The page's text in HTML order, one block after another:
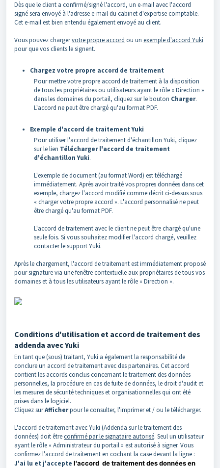
Dès que le client a confirmé/signé l'accord, un e-mail avec l'accord
signé sera envoyé à l'adresse e-mail du cabinet d'expertise comptable.
Cet e-mail est bien entendu également envoyé au client.
Vous pouvez chargervotre propre accord ou un exemple d'accord Yuki
pour que vos clients le signent.
Chargez votre propre accord de traitement
Pour mettre votre propre accord de traitement à la disposition
de tous les propriétaires ou utilisateurs ayant le rôle « Direction »
dans les domaines du portail, cliquez sur le bouton Charger.
L'accord ne peut être chargé qu'au format PDF.
Exemple d'accord de traitement Yuki
Pour utiliser l'accord de traitement d'échantillon Yuki, cliquez
sur le lien Télécharger l'accord de traitement
d'échantillon Yuki.
L'exemple de document (au format Word) est téléchargé
immédiatement. Après avoir traité vos propres données dans cet
exemple, chargez l'accord modifié comme décrit ci-dessus sous
« charger votre propre accord ». L'accord personnalisé ne peut
être chargé qu'au format PDF.
L'accord de traitement avec le client ne peut être chargé qu'une
seule fois. Si vous souhaitez modifier l'accord chargé, veuillez
contacter le support Yuki.
Après le chargement, l'accord de traitement est immédiatement proposé
pour signature via une fenêtre contextuelle aux propriétaires de tous vos
domaines et à tous les utilisateurs ayant le rôle « Direction ».
Conditions d'utilisation et accord de traitement des
addenda avec Yuki
En tant que (sous) traitant, Yuki a également la responsabilité de
conclure un accord de traitement avec des partenaires. Cet accord
contient les accords conclus concernant le traitement des données
personnelles, la procédure en cas de fuite de données, le droit d'audit et
les mesures de sécurité techniques et organisationnelles qui ont été
prises dans le logiciel.
Cliquez surAfficherpour le consulter, l'imprimer et / ou le télécharger.
L'accord de traitement avec Yuki (Addenda sur le traitement des
données) doit êtreconfirmé par le signataire autorisé. Seul un utilisateur
ayant le rôle « Administrateur du portail » est autorisé à signer. Vous
confirmez l'accord de traitement en cochant la case devant la ligne :
J'ai lu et j'accepte l'accord de traitement des données en